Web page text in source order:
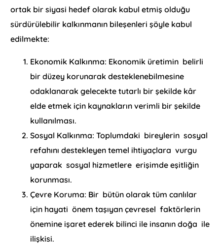
ortak bir siyasi hedef olarak kabul etmiş olduğu
sürdürülebilir kalkınmanın bileşenleri şöyle kabul
edilmekte:
Ekonomik Kalkınma: Ekonomik üretimin belirli
bir düzey korunarak desteklenebilmesine
odaklanarak gelecekte tutarlı bir şekilde kâr
elde etmek için kaynakların verimli bir şekilde
kullanılması.
Sosyal Kalkınma: Toplumdaki bireylerin sosyal
refahını destekleyen temel ihtiyaçlara vurgu
yaparak sosyal hizmetlere erişimde eşitliğin
korunması.
Çevre Koruma: Bir bütün olarak tüm canlılar
için hayati önem taşıyan çevresel faktörlerin
önemine işaret ederek bilinci ile insanın doğa ile
ilişkisi.